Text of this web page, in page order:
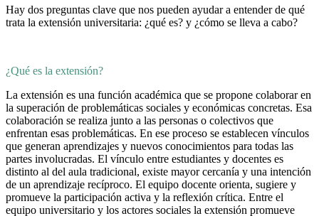
Hay dos preguntas clave que nos pueden ayudar a entender de qué
trata la extensión universitaria: ¿qué es? y ¿cómo se lleva a cabo?
¿Qué es la extensión?
La extensión es una función académica que se propone colaborar en
la superación de problemáticas sociales y económicas concretas. Esa
colaboración se realiza junto a las personas o colectivos que
enfrentan esas problemáticas. En ese proceso se establecen vínculos
que generan aprendizajes y nuevos conocimientos para todas las
partes involucradas. El vínculo entre estudiantes y docentes es
distinto al del aula tradicional, existe mayor cercanía y una intención
de un aprendizaje recíproco. El equipo docente orienta, sugiere y
promueve la participación activa y la reflexión crítica. Entre el
equipo universitario y los actores sociales la extensión promueve